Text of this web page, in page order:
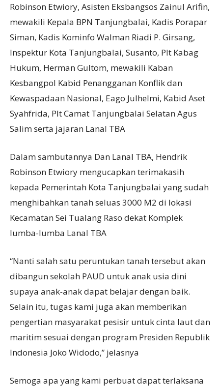
Robinson Etwiory, Asisten Eksbangsos Zainul Arifin,
mewakili Kepala BPN Tanjungbalai, Kadis Porapar
Siman, Kadis Kominfo Walman Riadi P. Girsang,
Inspektur Kota Tanjungbalai, Susanto, Plt Kabag
Hukum, Herman Gultom, mewakili Kaban
Kesbangpol Kabid Penangganan Konflik dan
Kewaspadaan Nasional, Eago Julhelmi, Kabid Aset
Syahfrida, Plt Camat Tanjungbalai Selatan Agus
Salim serta jajaran Lanal TBA
Dalam sambutannya Dan Lanal TBA, Hendrik
Robinson Etwiory mengucapkan terimakasih
kepada Pemerintah Kota Tanjungbalai yang sudah
menghibahkan tanah seluas 3000 M2 di lokasi
Kecamatan Sei Tualang Raso dekat Komplek
lumba-lumba Lanal TBA
“Nanti salah satu peruntukan tanah tersebut akan
dibangun sekolah PAUD untuk anak usia dini
supaya anak-anak dapat belajar dengan baik.
Selain itu, tugas kami juga akan memberikan
pengertian masyarakat pesisir untuk cinta laut dan
maritim sesuai dengan program Presiden Republik
Indonesia Joko Widodo,” jelasnya
Semoga apa yang kami perbuat dapat terlaksana